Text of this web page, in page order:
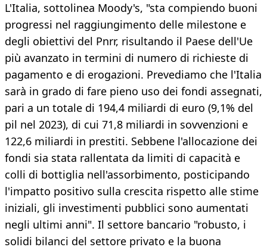
L'Italia, sottolinea Moody's, "sta compiendo buoni
progressi nel raggiungimento delle milestone e
degli obiettivi del Pnrr, risultando il Paese dell'Ue
più avanzato in termini di numero di richieste di
pagamento e di erogazioni. Prevediamo che l'Italia
sarà in grado di fare pieno uso dei fondi assegnati,
pari a un totale di 194,4 miliardi di euro (9,1% del
pil nel 2023), di cui 71,8 miliardi in sovvenzioni e
122,6 miliardi in prestiti. Sebbene l'allocazione dei
fondi sia stata rallentata da limiti di capacità e
colli di bottiglia nell'assorbimento, posticipando
l'impatto positivo sulla crescita rispetto alle stime
iniziali, gli investimenti pubblici sono aumentati
negli ultimi anni". Il settore bancario "robusto, i
solidi bilanci del settore privato e la buona